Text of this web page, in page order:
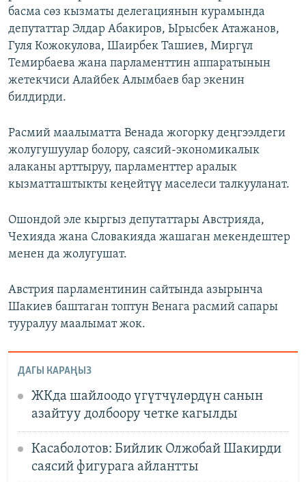
басма сөз кызматы делегациянын курамында
депутаттар Элдар Абакиров, Ырысбек Атажанов,
Гуля Кожокулова, Шаирбек Ташиев, Миргүл
Темирбаева жана парламенттин аппаратынын
жетекчиси Алайбек Алымбаев бар экенин
билдирди.
Расмий маалыматта Венада жогорку деңгээлдеги
жолугушуулар болору, саясий-экономикалык
алаканы арттыруу, парламенттер аралык
кызматташтыкты кеңейтүү маселеси талкууланат.
Ошондой эле кыргыз депутаттары Австрияда,
Чехияда жана Словакияда жашаган мекендештер
менен да жолугушат.
Австрия парламентинин сайтында азырынча
Шакиев баштаган топтун Венага расмий сапары
тууралуу маалымат жок.
ДАГЫ КАРАҢЫЗ
ЖКда шайлоодо үгүтчүлөрдүн санын
азайтуу долбоору четке кагылды
Касаболотов: Бийлик Олжобай Шакирди
саясий фигурага айлантты